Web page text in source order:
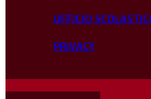
UFFICIO
PRIVACY